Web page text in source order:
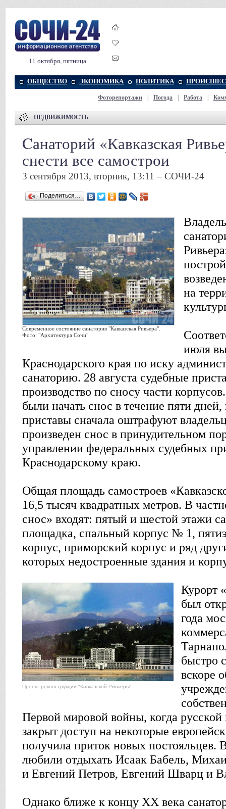
11 октября, пятница
ОБЩЕСТВО ЭКОНОМИКА ПОЛИТИКА
Фоторепортажи Погода Работа
НЕДВИЖИМОСТЬ
Cанаторий «Кавказская
снести все самострои
3 сентября 2013, вторник, 13:11 – СОЧИ-24
Поделиться…
Современное состояние санатория "Кавказская Ривьера".
Фото: "Архитектура Сочи"
на
июля
Краснодарского края по иску
санаторию. 28 августа судебные
производство по сносу части
были начать снос в течение пяти
приставы сначала оштрафуют
произведен снос в принудительном
управлении федеральных судебных
Краснодарскому краю.
Общая площадь самостроев
16,5 тысяч квадратных метров. В
снос» входят: пятый и шестой этажи
площадка, спальный корпус № 1,
корпус, приморский корпус и ряд
которых недостроенные здания и
Проект реконструкции "Кавказской Ривьеры"
Курорт
был
года
быстро
вскоре
Первой мировой войны, когда
закрыт доступ на некоторые
получила приток новых постояльцев.
любили отдыхать Исаак Бабель,
и Евгений Петров, Евгений Шварц и
Однако ближе к концу XX века